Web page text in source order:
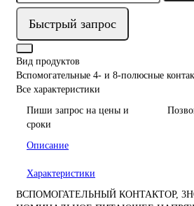
Быстрый запрос
Вид продуктов
Вспомогательные 4- и 8-полюсные
Все характеристики
Пиши запрос на цены и
сроки
Описание
Характеристики
ВСПОМОГАТЕЛЬНЫЙ КОНТАКТОР,